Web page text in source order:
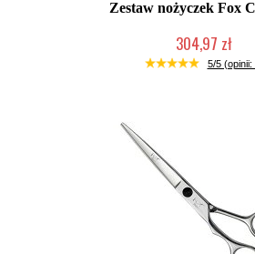
Zestaw nożyczek Fox
304,97 zł
Mała ilość (wysyłka w
5/5 (opinii: